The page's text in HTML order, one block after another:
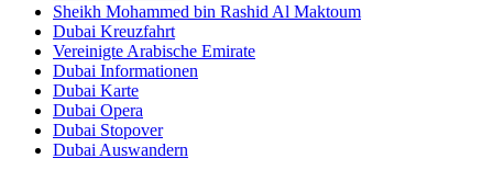
Sheikh Mohammed bin Rashid Al Maktoum
Dubai Kreuzfahrt
Vereinigte Arabische Emirate
Dubai Informationen
Dubai Karte
Dubai Opera
Dubai Stopover
Dubai Auswandern